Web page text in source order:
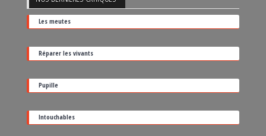
par
sa
date
de
sortie
Les meutes
Réparer les vivants
Pupille
Intouchables